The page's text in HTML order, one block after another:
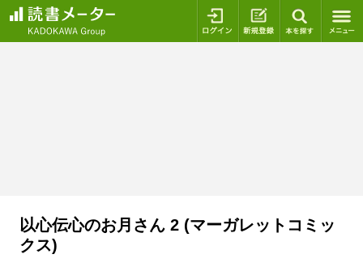
ログイン 新規登録
以心伝心のお月さん 2 (マーガレットコミッ
クス)